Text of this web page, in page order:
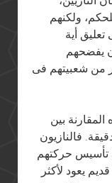
ولكنهم
أية
يفضحهم
من شعبيتهم فى
بين
فالنازيون
تأسيس حركتهم
يعود لأكثر